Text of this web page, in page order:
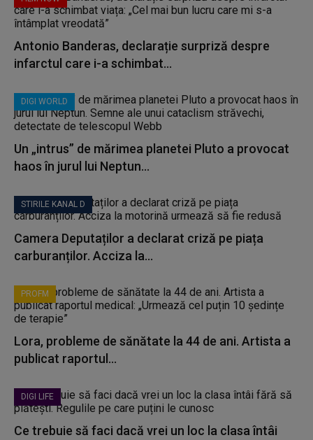
Antonio Banderas, declarație surpriză despre
infarctul care i-a schimbat...
DIGI WORLD
Un „intrus” de mărimea planetei Pluto a provocat
haos în jurul lui Neptun...
STIRILE KANAL D
Camera Deputaților a declarat criză pe piața
carburanților. Acciza la...
PROFM
Lora, probleme de sănătate la 44 de ani. Artista a
publicat raportul...
DIGI LIFE
Ce trebuie să faci dacă vrei un loc la clasa întâi